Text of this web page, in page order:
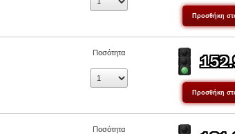
Ποσότητα
Ποσότητα